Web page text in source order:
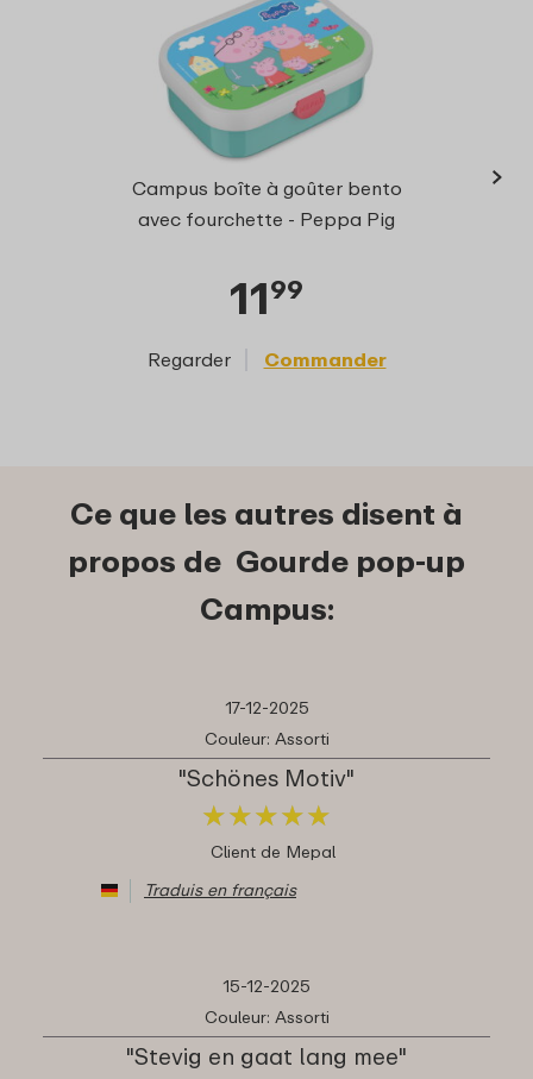
Campus boîte à goûter bento
avec fourchette - Peppa Pig
1199
Regarder Commander
›
Ce que les autres disent à
propos de Gourde pop-up
Campus:
17-12-2025
Couleur: Assorti
"Schönes Motiv"
★★★★★
★★★★★
Client de Mepal
Traduis en français
15-12-2025
Couleur: Assorti
"Stevig en gaat lang mee"